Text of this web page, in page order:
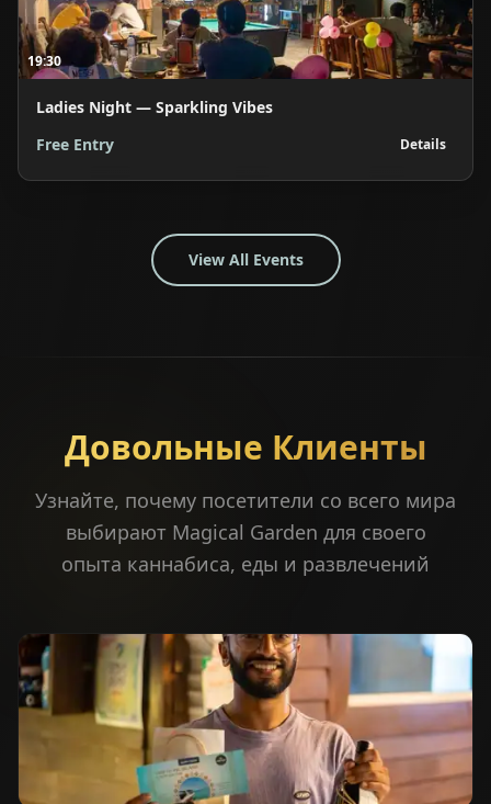
19:30
Ladies Night — Sparkling Vibes
Free Entry
Details
View All Events
Довольные Клиенты
Узнайте, почему посетители со всего мира
выбирают Magical Garden для своего
опыта каннабиса, еды и развлечений
⭐ Happy Customer